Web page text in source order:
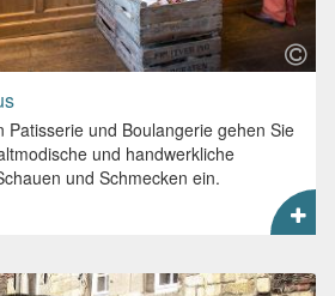
Patisserie und Boulangerie gehen Sie
und handwerkliche
und Schmecken ein.